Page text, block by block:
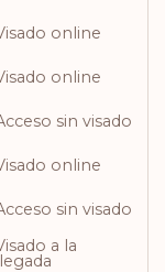
online
online
sin visado
online
sin visado
a la